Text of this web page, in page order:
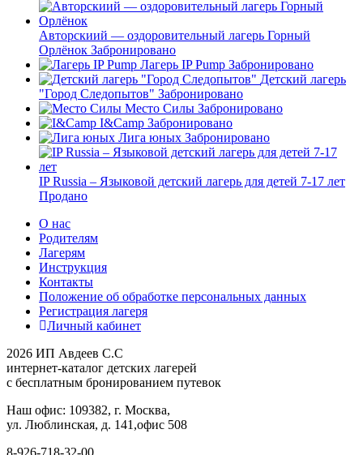
Авторскиий — оздоровительный лагерь Горный
Орлёнок Забронировано
Лагерь IP Pump Забронировано
Детский лагерь
"Город Следопытов" Забронировано
Место Силы Забронировано
I&Camp Забронировано
Лига юных Забронировано
IP Russia – Языковой детский лагерь для детей 7-17 лет
Продано
О нас
Родителям
Лагерям
Инструкция
Контакты
Положение об обработке персональных данных
Регистрация лагеря
Личный кабинет
2026 ИП Авдеев С.С
интернет-каталог детских лагерей
с бесплатным бронированием путевок
Наш офис: 109382, г. Москва,
ул. Люблинская, д. 141,офис 508